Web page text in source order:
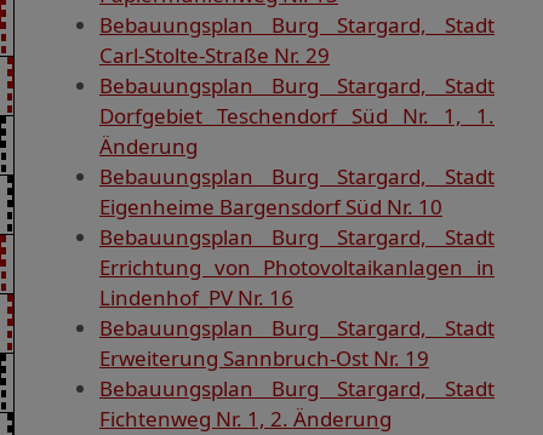
Bebauungsplan Burg Stargard, Stadt
Carl-Stolte-Straße Nr. 29
Bebauungsplan Burg Stargard, Stadt
Dorfgebiet Teschendorf Süd Nr. 1, 1.
Änderung
Bebauungsplan Burg Stargard, Stadt
Eigenheime Bargensdorf Süd Nr. 10
Bebauungsplan Burg Stargard, Stadt
Errichtung von Photovoltaikanlagen in
Lindenhof_PV Nr. 16
Bebauungsplan Burg Stargard, Stadt
Erweiterung Sannbruch-Ost Nr. 19
Bebauungsplan Burg Stargard, Stadt
Fichtenweg Nr. 1, 2. Änderung